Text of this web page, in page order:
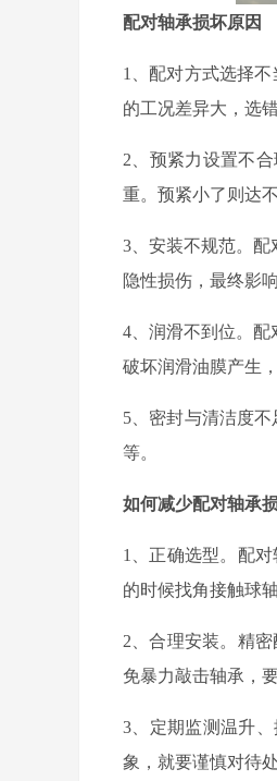
配对轴承损坏原因
1 配对方式选择不
的工况差异大 ，选
2 预紧力设置不合
重。预紧小了则达
3 安装不规范。配
隐性损伤，最终影
4 润滑不到位。配
破坏润滑油膜产生
5 密封与清洁度不
等。
如何减少配对轴承
1、 正确选型。配
的时候找角接触球
2 、合理安装。精
免暴力敲击轴承，
3 定期监测温升
象，就要谨慎对待